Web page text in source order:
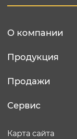
О компании
Продукция
Продажи
Сервис
Карта сайта